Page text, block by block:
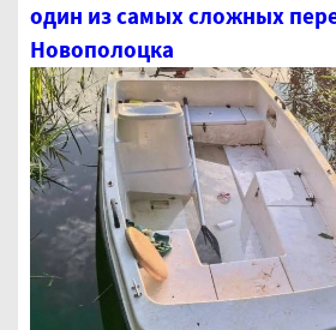
один из самых сложных
Новополоцка